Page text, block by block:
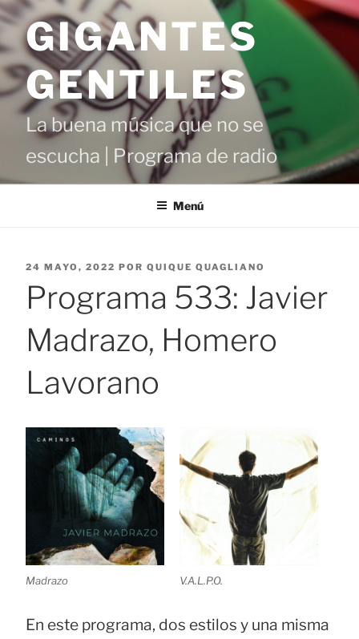
Saltar
contenido
GIGANTES
GENTILES
La buena música que no se
escucha | Programa de radio
Menú
PUBLICADO
24 MAYO, 2022 POR QUIQUE QUAGLIANO
Programa 533: Javier
Madrazo, Homero
Lavorano
Madrazo V.A.L.P.O.
En este programa, dos estilos y una misma